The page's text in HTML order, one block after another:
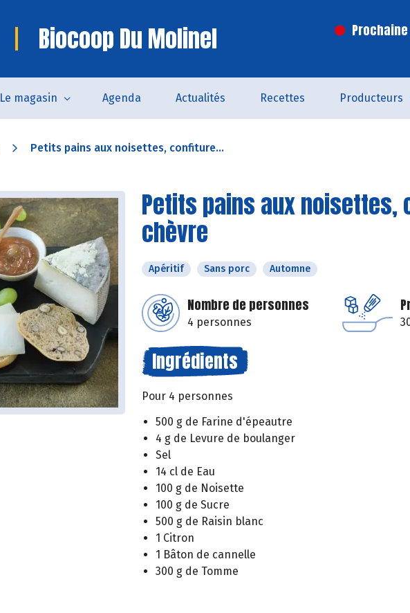
Biocoop Du Molinel
Le magasin Agenda Actualités Recettes Producteurs
Petits pains aux noisettes, confiture...
Petits pains aux
chèvre
Apéritif Sans porc Automne
Nombre de personnes
4 personnes
Ingrédients
Pour 4 personnes
500 g de Farine d'épeautre
4 g de Levure de boulanger
Sel
14 cl de Eau
100 g de Noisette
100 g de Sucre
500 g de Raisin blanc
1 Citron
1 Bâton de cannelle
300 g de Tomme